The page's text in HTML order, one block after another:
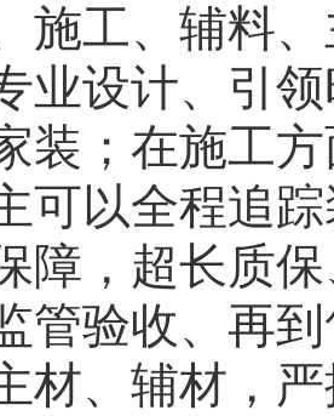
施工、辅料
业设计、引
装；在施工
可以全程追
障，超长质
管验收、再
材、辅材，